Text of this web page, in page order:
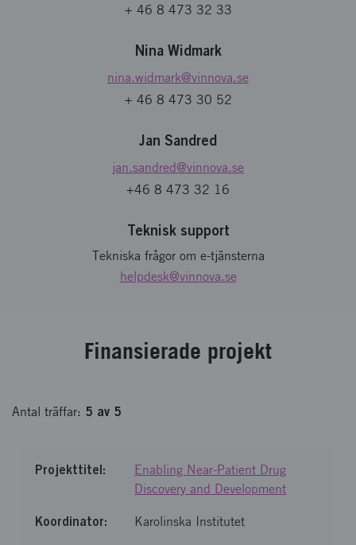
+ 46 8 473 32 33
Nina Widmark
nina.widmark@vinnova.se
+ 46 8 473 30 52
Jan Sandred
jan.sandred@vinnova.se
+46 8 473 32 16
Teknisk support
Tekniska frågor om e-tjänsterna
helpdesk@vinnova.se
Finansierade projekt
Antal träffar: 5 av 5
Enabling Near-Patient Drug
Discovery and Development
Karolinska Institutet